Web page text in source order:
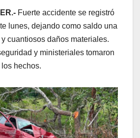
Fuerte accidente se registró
lunes, dejando como saldo una
cuantiosos daños materiales.
y ministeriales tomaron
hechos.